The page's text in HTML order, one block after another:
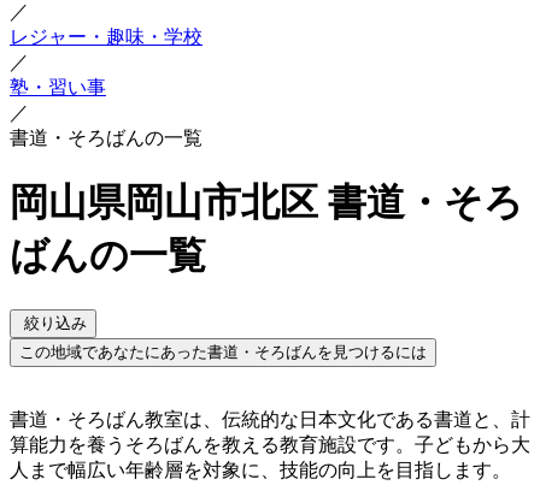
／
レジャー・趣味・学校
／
塾・習い事
／
書道・そろばんの一覧
岡山県岡山市北区 書道・そろ
ばんの一覧
絞り込み
この地域であなたにあった書道・そろばんを見つけるには
書道・そろばん教室は、伝統的な日本文化である書道と、計
算能力を養うそろばんを教える教育施設です。子どもから大
人まで幅広い年齢層を対象に、技能の向上を目指します。